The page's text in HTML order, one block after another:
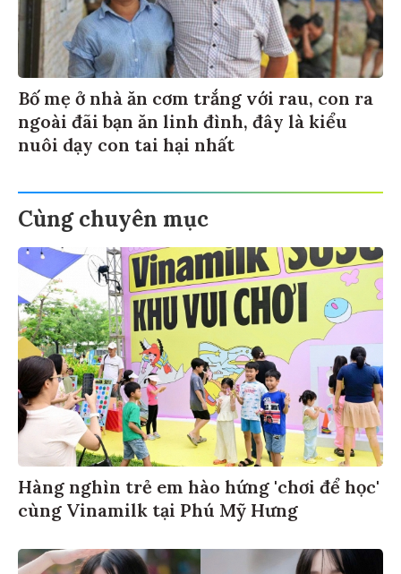
Bố mẹ ở nhà ăn cơm trắng với rau, con ra
ngoài đãi bạn ăn linh đình, đây là kiểu
nuôi dạy con tai hại nhất
Cùng chuyên mục
Hàng nghìn trẻ em hào hứng 'chơi để học'
cùng Vinamilk tại Phú Mỹ Hưng